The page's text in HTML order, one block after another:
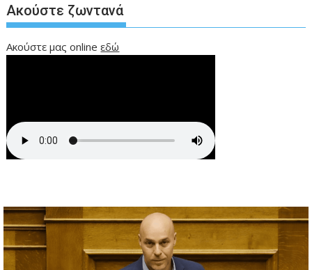
Ακούστε ζωντανά
Ακούστε μας onlineεδώ